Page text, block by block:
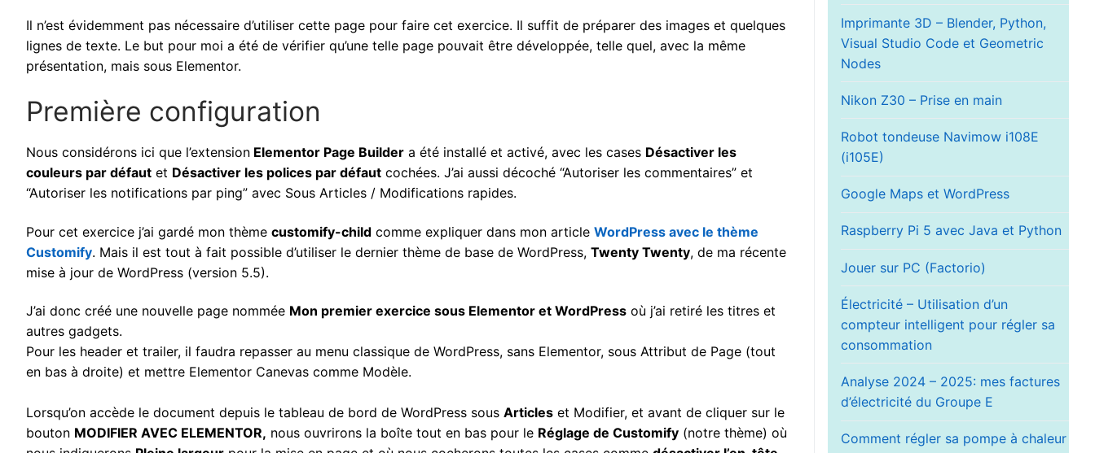
Il n’est évidemment pas nécessaire d’utiliser cette page pour faire cet exercice. Il suffit de préparer des images et quelques
lignes de texte. Le but pour moi a été de vérifier qu’une telle page pouvait être développée, telle quel, avec la même
présentation, mais sous Elementor.
Première configuration
Nous considérons ici que l’extension Elementor Page Builder a été installé et activé, avec les cases Désactiver les
couleurs par défaut et Désactiver les polices par défaut cochées. J’ai aussi décoché “Autoriser les commentaires” et
“Autoriser les notifications par ping” avec Sous Articles / Modifications rapides.
Pour cet exercice j’ai gardé mon thème customify-child comme expliquer dans mon article WordPress avec le thème
Customify. Mais il est tout à fait possible d’utiliser le dernier thème de base de WordPress, Twenty Twenty, de ma récente
mise à jour de WordPress (version 5.5).
J’ai donc créé une nouvelle page nommée Mon premier exercice sous Elementor et WordPress où j’ai retiré les titres et
autres gadgets.
Pour les header et trailer, il faudra repasser au menu classique de WordPress, sans Elementor, sous Attribut de Page (tout
en bas à droite) et mettre Elementor Canevas comme Modèle.
Lorsqu’on accède le document depuis le tableau de bord de WordPress sous Articles et Modifier, et avant de cliquer sur le
bouton MODIFIER AVEC ELEMENTOR, nous ouvrirons la boîte tout en bas pour le Réglage de Customify (notre thème) où
Imprimante 3D – Blender, Python,
Visual Studio Code et Geometric
Nodes
Nikon Z30 – Prise en main
Robot tondeuse Navimow i108E
(i105E)
Google Maps et WordPress
Raspberry Pi 5 avec Java et Python
Jouer sur PC (Factorio)
Électricité – Utilisation d’un
compteur intelligent pour régler sa
consommation
Analyse 2024 – 2025: mes factures
d’électricité du Groupe E
Comment régler sa pompe à chaleur